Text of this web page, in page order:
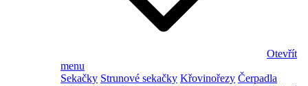
Otevřít
menu
Sekačky Strunové sekačky Křovinořezy Čerpadla